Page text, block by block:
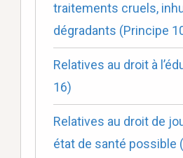
traitements cruels,
dégradants (Principe
Relatives au droit à
16)
Relatives au droit de
état de santé possible